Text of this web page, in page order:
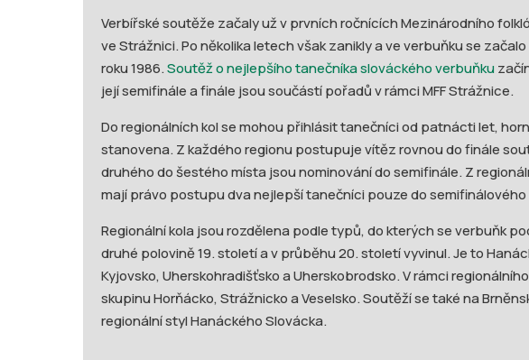
Verbířské soutěže začaly už v prvních ročnících Mezinárodního
ve Strážnici. Po několika letech však zanikly a ve verbuňku se
roku 1986.Soutěž o nejlepšího tanečníka slováckého verbuňku
její semifinále a finále jsou součástí pořadů v rámci MFF Strážnice.
Do regionálních kol se mohou přihlásit tanečníci od patnácti let,
stanovena. Z každého regionu postupuje vítěz rovnou do finále
druhého do šestého místa jsou nominování do semifinále. Z
mají právo postupu dva nejlepší tanečníci pouze do
Regionální kola jsou rozdělena podle typů, do kterých se verbuňk
druhé polovině 19. století a v průběhu 20. století vyvinul. Je to
Kyjovsko, Uherskohradišťsko a Uherskobrodsko. V rámci
skupinu Horňácko, Strážnicko a Veselsko. Soutěží se také na
regionální styl Hanáckého Slovácka.